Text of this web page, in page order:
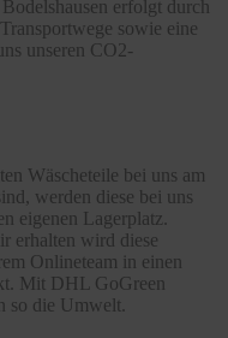
erfolgt durch
sowie eine
unseren CO2-
Wäscheteile bei uns am
werden diese bei uns
eigenen Lagerplatz.
erhalten wird diese
Onlineteam in einen
Mit DHL GoGreen
so die Umwelt.